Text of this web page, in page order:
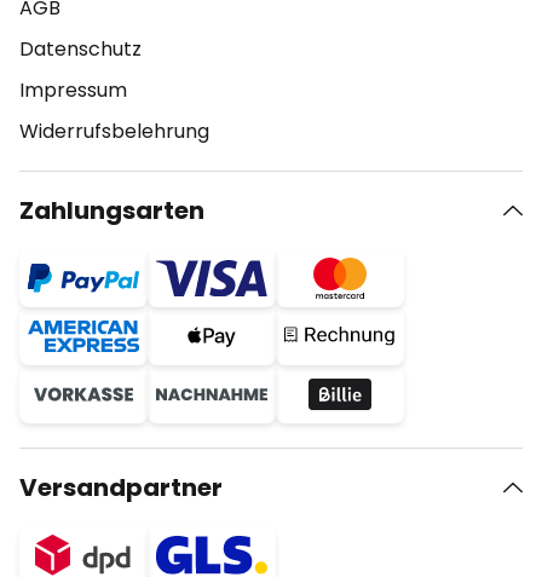
AGB
Datenschutz
Impressum
Widerrufsbelehrung
Zahlungsarten
Versandpartner